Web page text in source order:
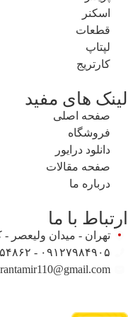
اسکنر
قطعات
لپتاپ
کارتریج
لینک های مفید
صفحه اصلی
فروشگاه
دانلود درایور
صفحه مقالات
درباره ما
ارتباط با ما
تهران - میدان ولیعصر - کوچه
۰۹۱۲۷۹۸۴۹۰۵ - ۰۹۱۲۹۴۵۴۸۶۲